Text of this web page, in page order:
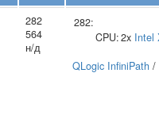
282
564
н/д
282:
CPU:2x Intel
QLogic InfiniPath /